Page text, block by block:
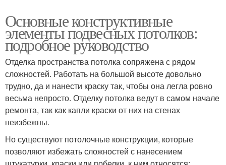
Основные конструктивные
элементы подвесных потолков:
подробное руководство
Отделка пространства потолка сопряжена с рядом
сложностей. Работать на большой высоте довольно
трудно, да и нанести краску так, чтобы она легла ровно
весьма непросто. Отделку потолка ведут в самом начале
ремонта, так как капли краски от них на стенах
неизбежны.
Но существуют потолочные конструкции, которые
позволяют избежать сложностей с нанесением